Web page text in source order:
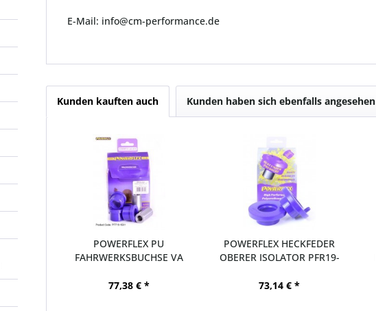
E-Mail: info@cm-performance.de
Kunden kauften auch Kunden haben sich ebenfalls angesehen
POWERFLEX PU
FAHRWERKSBUCHSE VA
77,38 € *
POWERFLEX HECKFEDER
OBERER ISOLATOR PFR19-
73,14 € *